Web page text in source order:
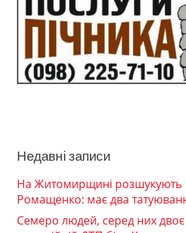
Недавні записи
На Житомирщині розшукують
Ромащенко: має два
Семеро людей, серед них двоє